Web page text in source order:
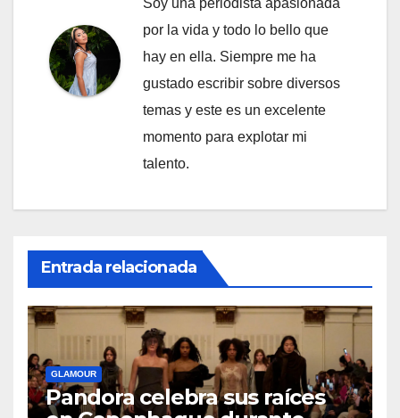
Soy una periodista apasionada
por la vida y todo lo bello que
hay en ella. Siempre me ha
gustado escribir sobre diversos
temas y este es un excelente
momento para explotar mi
talento.
Entrada relacionada
GLAMOUR
Pandora celebra sus raíces